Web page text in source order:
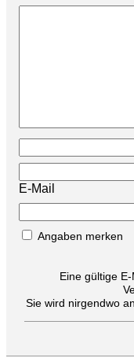
E-Mail
Angaben merken
Eine gültige
Sie wird nirgendwo